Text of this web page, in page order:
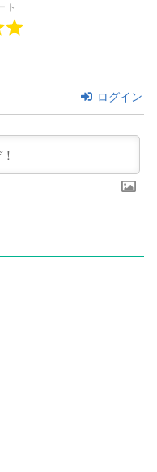
ト
ログイン